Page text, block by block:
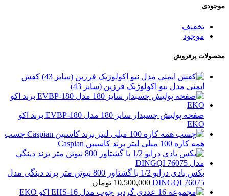
موجودی
تخفیف
موجود
محصولات پرفروش
کفش
ایمنی مدل نیو اکولوژیک فرزین (سایز 43)
صفحه پولیش چسبدار سایز 180 مدل EVBP-180 برند اکو
EKO
چسب
همه کاره 100 میلی لیتر برند کاسپین Caspian
بکس بادی درایو 1/2 با گشتاور 800 نیوتن متر برند دینگی مدل
76075 DINGQI
10,500,000 تومان